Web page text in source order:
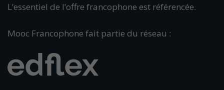
L’essentiel de l’offre francophone est référencée.
Mooc Francophone fait partie du réseau :